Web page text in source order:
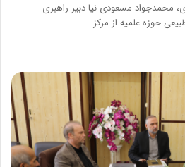
سال جاری، محمدجواد مسعودی نیا دبیر راهبری
حوزه علمیه از مرکز…